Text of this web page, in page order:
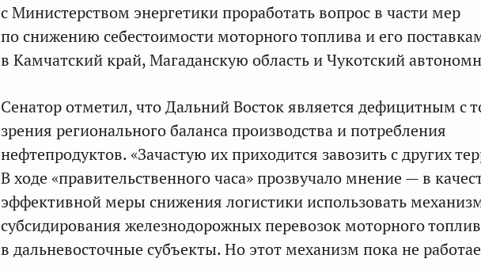
с Министерством энергетики проработать вопрос в части мер
по снижению себестоимости моторного топлива и его
в Камчатский край, Магаданскую область и Чукотский
Сенатор отметил, что Дальний Восток является дефицитным с
зрения регионального баланса производства и потребления
нефтепродуктов. «Зачастую их приходится завозить с других
В ходе «правительственного часа» прозвучало мнение — в
эффективной меры снижения логистики использовать
субсидирования железнодорожных перевозок моторного
в дальневосточные субъекты. Но этот механизм пока не